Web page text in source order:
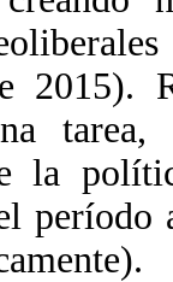
2015).
la
período